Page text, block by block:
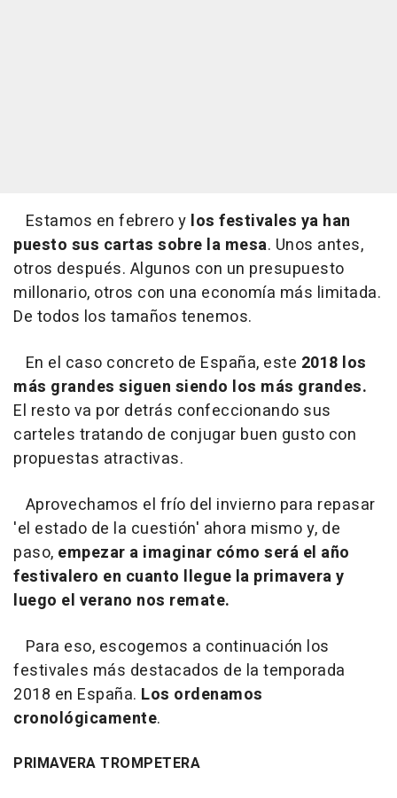
Estamos en febrero y los festivales ya han
puesto sus cartas sobre la mesa. Unos antes,
otros después. Algunos con un presupuesto
millonario, otros con una economía más limitada.
De todos los tamaños tenemos.
En el caso concreto de España, este 2018 los
más grandes siguen siendo los más grandes.
El resto va por detrás confeccionando sus
carteles tratando de conjugar buen gusto con
propuestas atractivas.
Aprovechamos el frío del invierno para repasar
'el estado de la cuestión' ahora mismo y, de
paso, empezar a imaginar cómo será el año
festivalero en cuanto llegue la primavera y
luego el verano nos remate.
Para eso, escogemos a continuación los
festivales más destacados de la temporada
2018 en España. Los ordenamos
cronológicamente.
PRIMAVERA TROMPETERA